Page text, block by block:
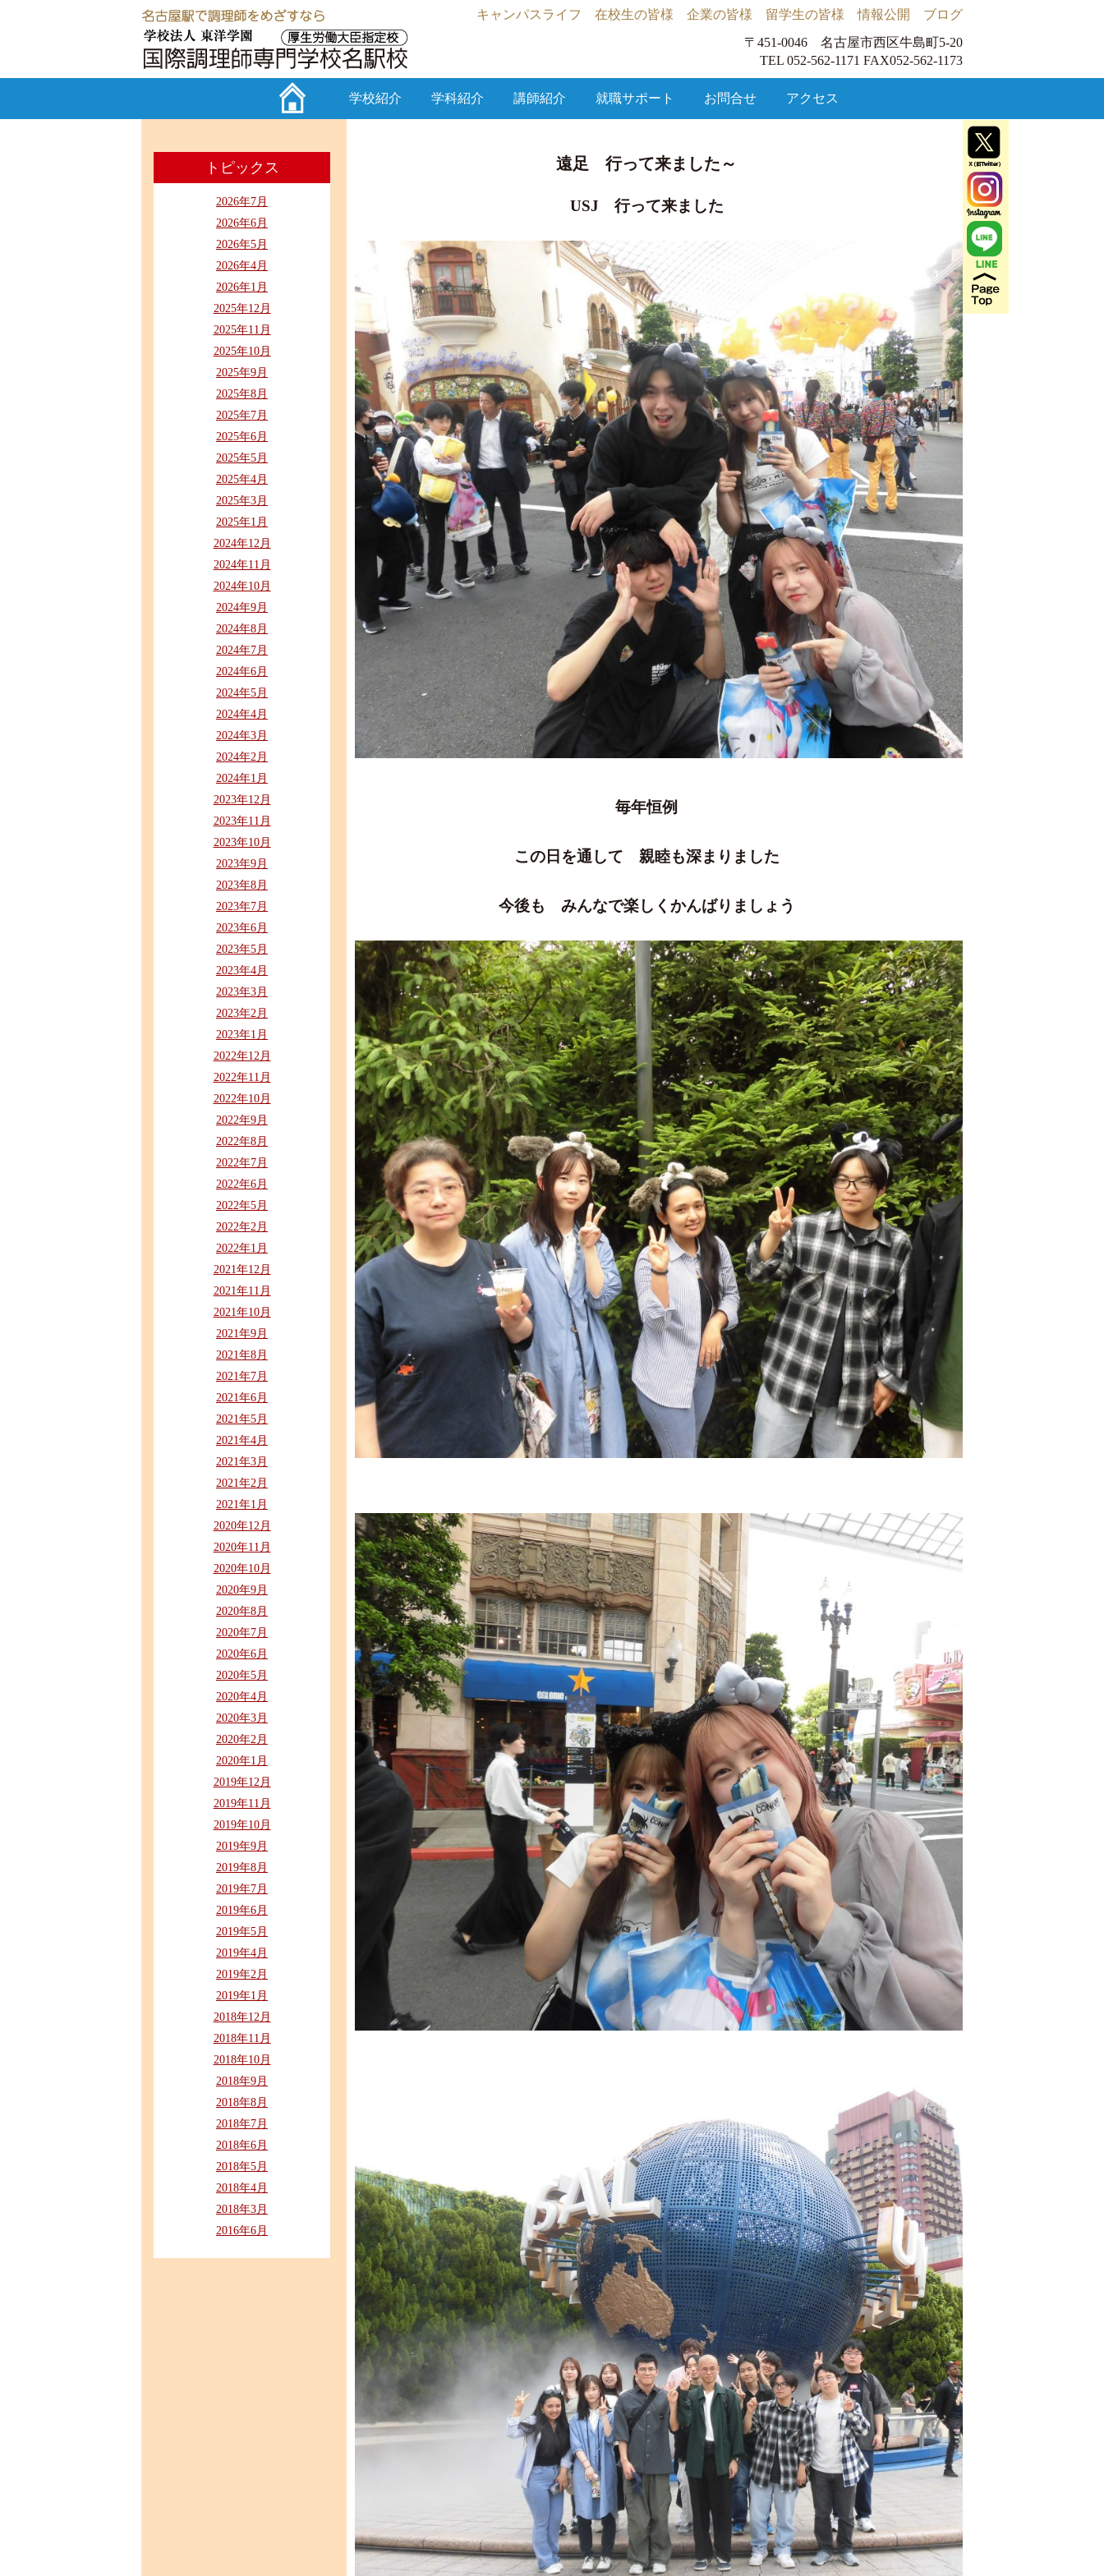
キャンパスライフ 在校生の皆様 企業の皆様 留学生の皆様 情報公開
ブログ
〒451-0046 名古屋市西区牛島町5-20
TEL 052-562-1171 FAX052-562-1173
学校紹介 学科紹介 講師紹介 就職サポート お問合せ アクセス
トピックス
2026年7月
2026年6月
2026年5月
2026年4月
2026年1月
2025年12月
2025年11月
2025年10月
2025年9月
2025年8月
2025年7月
2025年6月
2025年5月
2025年4月
2025年3月
2025年1月
2024年12月
2024年11月
2024年10月
2024年9月
2024年8月
2024年7月
2024年6月
2024年5月
2024年4月
2024年3月
2024年2月
2024年1月
2023年12月
2023年11月
2023年10月
2023年9月
2023年8月
2023年7月
2023年6月
2023年5月
2023年4月
2023年3月
2023年2月
2023年1月
2022年12月
2022年11月
2022年10月
2022年9月
2022年8月
2022年7月
2022年6月
2022年5月
2022年2月
2022年1月
2021年12月
2021年11月
2021年10月
2021年9月
2021年8月
2021年7月
2021年6月
2021年5月
2021年4月
2021年3月
2021年2月
2021年1月
2020年12月
2020年11月
2020年10月
2020年9月
2020年8月
2020年7月
2020年6月
2020年5月
2020年4月
2020年3月
2020年2月
2020年1月
2019年12月
2019年11月
2019年10月
2019年9月
2019年8月
2019年7月
2019年6月
2019年5月
2019年4月
2019年2月
2019年1月
2018年12月
2018年11月
2018年10月
2018年9月
2018年8月
2018年7月
2018年6月
2018年5月
2018年4月
2018年3月
2016年6月
遠足 行って来ました～
USJ 行って来ました
毎年恒例
この日を通して 親睦も深まりました
今後も みんなで楽しくかんばりましょう